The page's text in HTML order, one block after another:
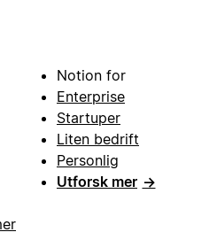
Notion for
Enterprise
Startuper
Liten bedrift
Personlig
Utforsk mer →